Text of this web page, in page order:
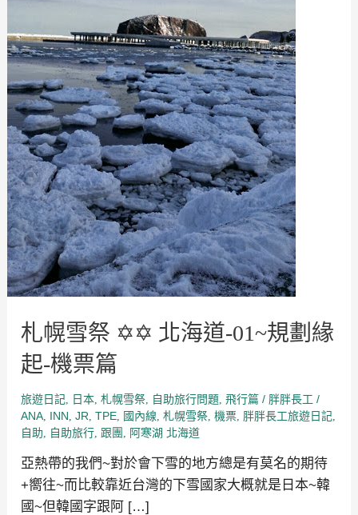
札幌雪祭 ✡✡ 北海道-01~規劃緣
起-機票篇
旅遊日記 日本 ,札幌雪祭 自助旅行問題 ,飛行篇 / 胖胖長工/
ANA INN ,JR ,TPE 國內線 ,札幌雪祭 ,機票 胖胖長工旅遊日記
自助 自助旅行 跟團 阿寒湖 北海道
亞熱帶的我們~對於會下雪的地方總是有莫名的期待
+嚮往~而比較靠近台灣的下雪國家大概就是日本~韓
國~但韓國字跟阿 […]